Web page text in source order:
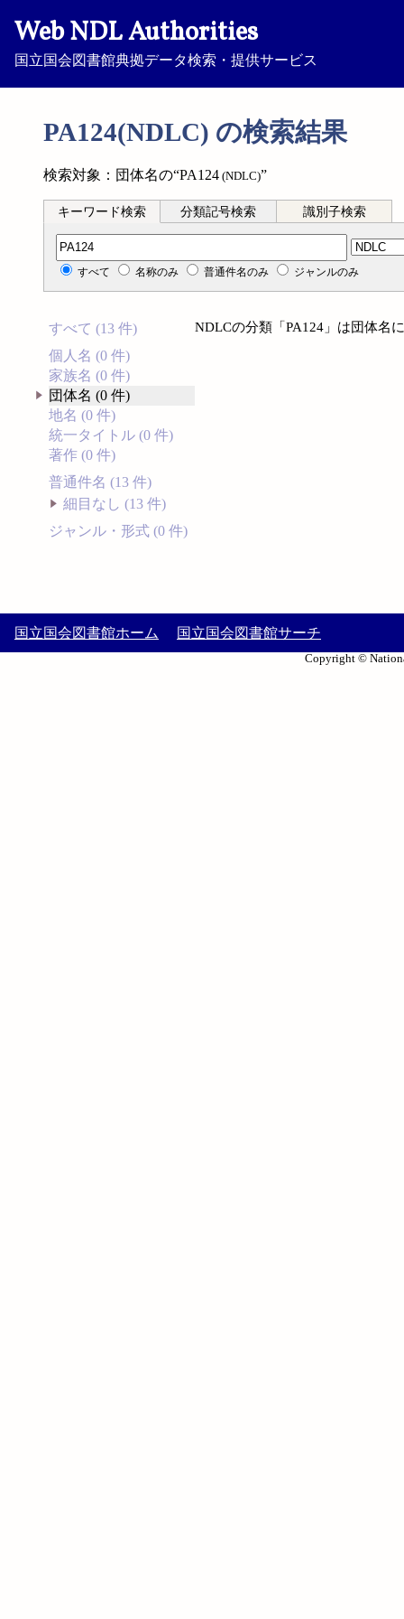
Web NDL Authorities
国立国会図書館典拠データ検索・提供サービス
PA124(NDLC) の検索結果
検索対象：団体名の“PA124 (NDLC)”
キーワード検索 分類記号検索 識別子検索
分類記号検索
すべて 名称のみ 普通件名のみ ジャンルのみ
すべて (13 件)
個人名 (0 件)
家族名 (0 件)
団体名 (0 件)
地名 (0 件)
統一タイトル (0 件)
著作 (0 件)
普通件名 (13 件)
細目なし (13 件)
ジャンル・形式 (0 件)
NDLCの分類「PA124」は団体名
国立国会図書館ホーム 国立国会図書館サーチ
Copyright ©